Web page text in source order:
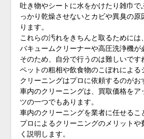
吐き物やシートに水をかけたり雑巾で
っかり乾燥させないとカビや異臭の原
ります。
これらの汚れをきちんと取るためには
バキュームクリーナーや高圧洗浄機が
そのため、自分で行うのは難しいです
ペットの粗相や飲食物のこぼれによる
クリーニングはプロに依頼するのがお
車内のクリーニングは、買取価格をア
ツの一つでもあります。
車内のクリーニングを業者に任せるこ
プロによるクリーニングのメリットや
く説明します。